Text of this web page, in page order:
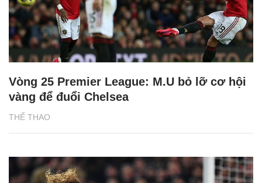
THỂ THAO
Vòng 25 Premier League: M.U bỏ lỡ cơ hội
vàng để đuổi Chelsea